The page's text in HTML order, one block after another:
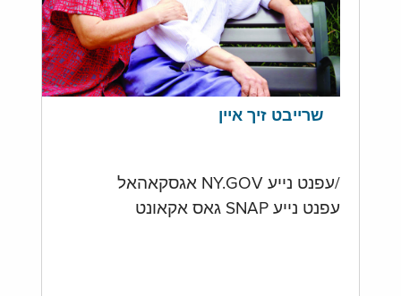
שרייבט זיך איין
/עפנט נייע NY.GOV אגסקאהאל
עפנט נייע SNAP גאס אקאונט